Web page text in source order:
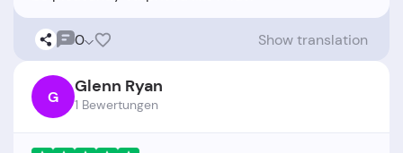
0 Show translation
G Glenn Ryan
1 Bewertungen